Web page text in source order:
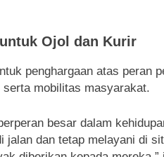
Ojol dan Kurir
penghargaan atas peran
mobilitas masyarakat.
besar dalam
jalan dan tetap melayani di